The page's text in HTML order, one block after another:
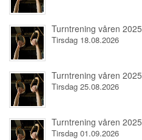
Turntrening våren 2025
Tirsdag 18.08.2026
Turntrening våren 2025
Tirsdag 25.08.2026
Turntrening våren 2025
Tirsdag 01.09.2026